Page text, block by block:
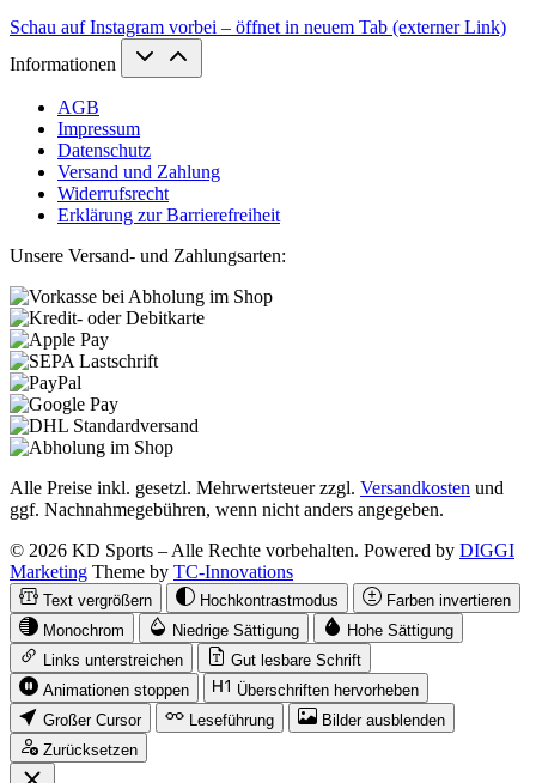
Schau auf Instagram vorbei – öffnet in neuem Tab (externer Link)
Informationen
AGB
Impressum
Datenschutz
Versand und Zahlung
Widerrufsrecht
Erklärung zur Barrierefreiheit
Unsere Versand- und Zahlungsarten:
Alle Preise inkl. gesetzl. Mehrwertsteuer zzgl. Versandkosten und
ggf. Nachnahmegebühren, wenn nicht anders angegeben.
© 2026 KD Sports – Alle Rechte vorbehalten. Powered by DIGGI
Marketing Theme by TC-Innovations
Text vergrößern Hochkontrastmodus
Farben invertieren
Monochrom
Niedrige Sättigung
Hohe Sättigung
Links unterstreichen
Gut lesbare Schrift
Animationen stoppen
Überschriften hervorheben
Großer Cursor
Leseführung
Bilder ausblenden
Zurücksetzen